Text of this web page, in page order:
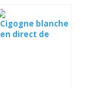
Cigogne blanche
en direct de